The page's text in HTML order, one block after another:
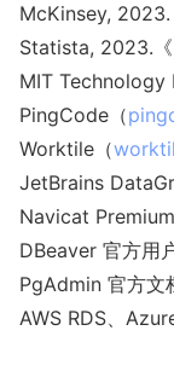
McKinsey,
Statista, 2023.
MIT
PingCode（
Worktile（
JetBrains
Navicat
DBeaver 官方用
PgAdmin 官方文
AWS RDS、